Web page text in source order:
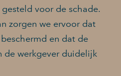
voor de schade.
zorgen we ervoor dat
en dat de
de werkgever duidelijk